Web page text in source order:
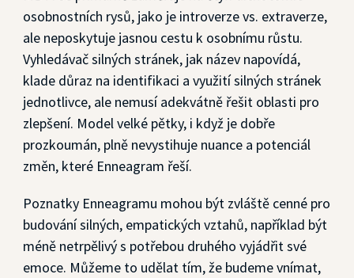
osobnostních rysů, jako je introverze vs. extraverze,
ale neposkytuje jasnou cestu k osobnímu růstu.
Vyhledávač silných stránek, jak název napovídá,
klade důraz na identifikaci a využití silných stránek
jednotlivce, ale nemusí adekvátně řešit oblasti pro
zlepšení. Model velké pětky, i když je dobře
prozkoumán, plně nevystihuje nuance a potenciál
změn, které Enneagram řeší.
Poznatky Enneagramu mohou být zvláště cenné pro
budování silných, empatických vztahů, například být
méně netrpělivý s potřebou druhého vyjádřit své
emoce. Můžeme to udělat tím, že budeme vnímat,